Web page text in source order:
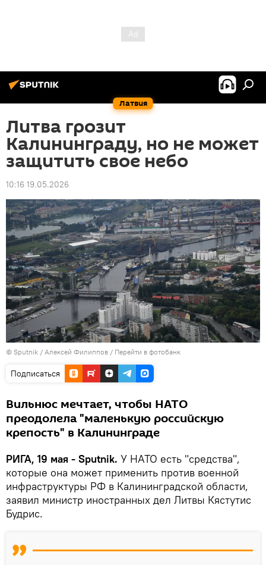
Латвия
Литва грозит
Калининграду, но не может
защитить свое небо
10:16 19.05.2026
© Sputnik / Алексей Филиппов / Перейти в фотобанк
Подписаться
Вильнюс мечтает, чтобы НАТО
преодолела "маленькую российскую
крепость" в Калининграде
РИГА, 19 мая - Sputnik. У НАТО есть "средства",
которые она может применить против военной
инфраструктуры РФ в Калининградской области,
заявил министр иностранных дел Литвы Кястутис
Будрис.